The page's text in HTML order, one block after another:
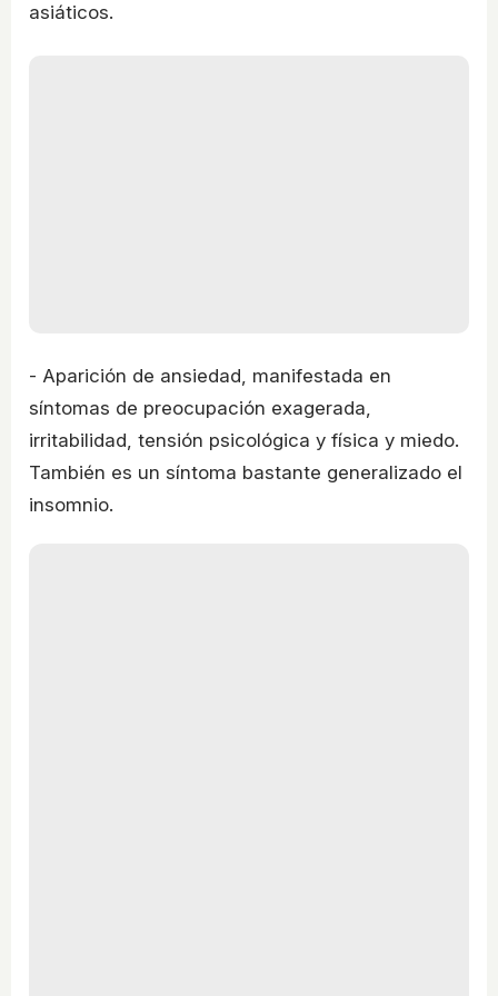
asiáticos.
- Aparición de ansiedad, manifestada en
síntomas de preocupación exagerada,
irritabilidad, tensión psicológica y física y miedo.
También es un síntoma bastante generalizado el
insomnio.